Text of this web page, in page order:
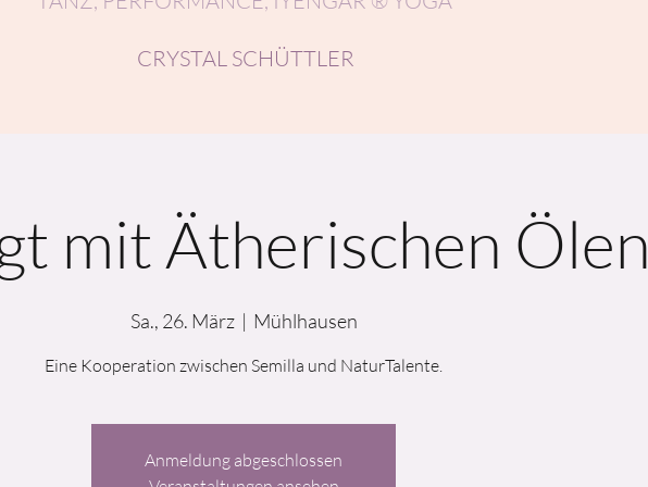
mit Ätherischen Ölen
Sa., 26. März
  |
Mühlhausen
Eine Kooperation zwischen Semilla und NaturTalente.
Anmeldung abgeschlossen
CRYSTAL SCHÜTTLER